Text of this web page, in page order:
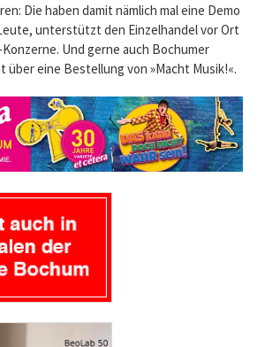
Die haben damit nämlich mal eine Demo
unterstützt den Einzelhandel vor Ort
Und gerne auch Bochumer
über eine Bestellung von »Macht Musik!«.